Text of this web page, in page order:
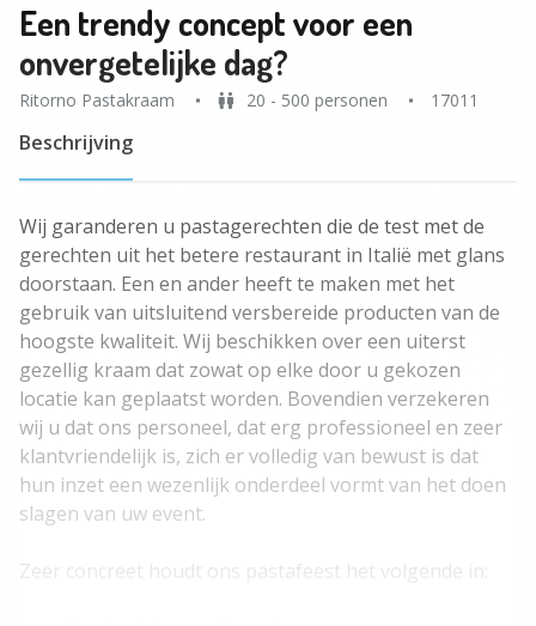
Een trendy concept voor een
onvergetelijke dag?
Ritorno Pastakraam 20 - 500 personen 17011
Beschrijving
Wij garanderen u pastagerechten die de test met de
gerechten uit het betere restaurant in Italië met glans
doorstaan. Een en ander heeft te maken met het
gebruik van uitsluitend versbereide producten van de
hoogste kwaliteit. Wij beschikken over een uiterst
gezellig kraam dat zowat op elke door u gekozen
locatie kan geplaatst worden. Bovendien verzekeren
wij u dat ons personeel, dat erg professioneel en zeer
klantvriendelijk is, zich er volledig van bewust is dat
hun inzet een wezenlijk onderdeel vormt van het doen
slagen van uw event.
Zeer concreet houdt ons pastafeest het volgende in: